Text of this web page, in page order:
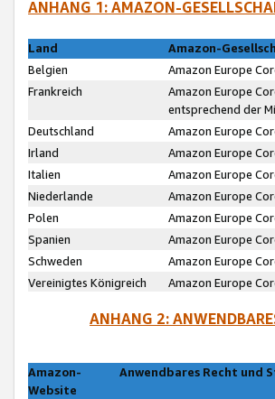
ANHANG 1: AMAZON-
Land
Amazon-
Belgien
Amazon Europe
Frankreich
Amazon Europe
entsprechend der
Deutschland
Amazon Europe
Irland
Amazon Europe
Italien
Amazon Europe
Niederlande
Amazon Europe
Polen
Amazon Europe
Spanien
Amazon Europe
Schweden
Amazon Europe
Vereinigtes Königreich
Amazon Europe
ANHANG 2:
Amazon-
Website
Anwendbares Recht und